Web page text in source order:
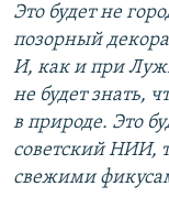
Это будет не
позорный
И, как и при
не будет знать,
в природе. Это
советский НИИ,
свежими